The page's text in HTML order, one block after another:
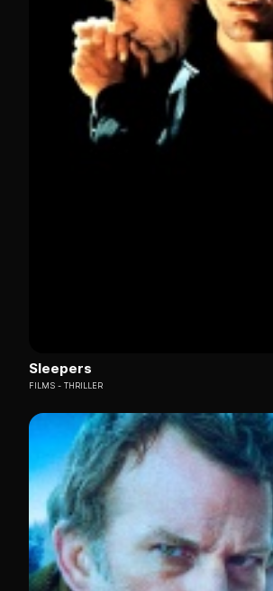
Sleepers
FILMS THRILLER